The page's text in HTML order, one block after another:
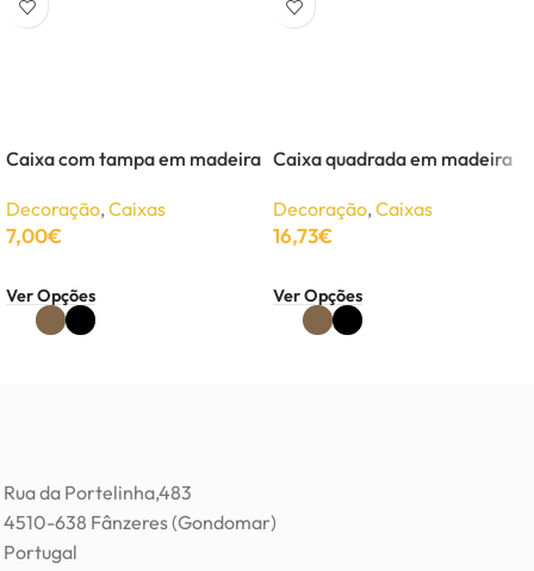
Caixa com tampa em madeira
Decoração,Caixas
7,00€
Ver Opções
Caixa quadrada em madeira
Decoração,Caixas
16,73€
Ver Opções
Rua da Portelinha,483
4510-638 Fânzeres (Gondomar)
Portugal